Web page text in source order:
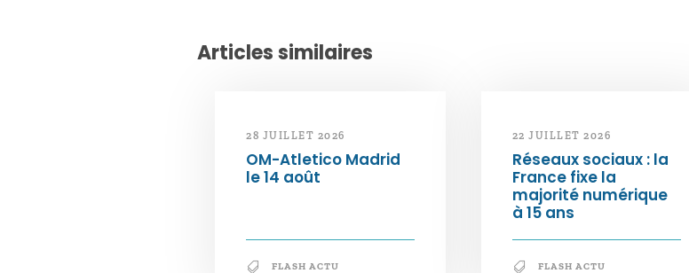
Articles similaires
28 JUILLET 2026
OM-Atletico Madrid
le 14 août
FLASH ACTU
22 JUILLET 2026
Réseaux sociaux : la
France fixe la
majorité numérique
à 15 ans
FLASH ACTU